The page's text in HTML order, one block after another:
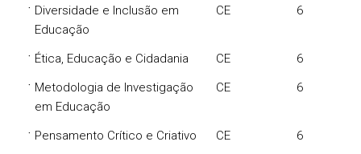
· Diversidade e Inclusão em
Educação
CE 6
· Ética, Educação e Cidadania CE 6
· Metodologia de Investigação
em Educação
CE 6
· Pensamento Crítico e Criativo CE 6